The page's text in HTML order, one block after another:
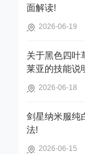
面解读!
2026-06-19
关于黑色四叶
莱亚的技能说
2026-06-18
剑星纳米服纯
法!
2026-06-15